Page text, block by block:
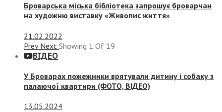
Броварська міська бібліотека запрошує броварчан
на художню виставку «Живопис життя»
21.02.2022
Prev Next Showing 1 Of 19
ВІДЕО
У Броварах пожежники врятували дитину і собаку з
палаючої квартири (ФОТО, ВІДЕО)
13.05.2024